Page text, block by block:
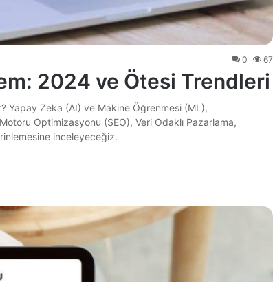
0 67
2024 ve Ötesi Trendleri
Yapay Zeka (AI) ve Makine Öğrenmesi (ML),
Optimizasyonu (SEO), Veri Odaklı Pazarlama,
inceleyeceğiz.